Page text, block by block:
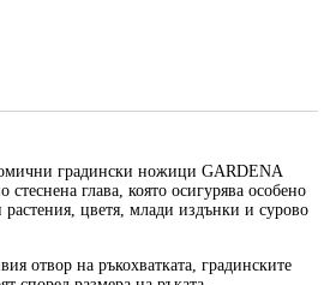
градински ножици GARDENA
глава, която осигурява особено
растения, цветя, млади издънки и сурово
отвор на ръкохватката, градинските